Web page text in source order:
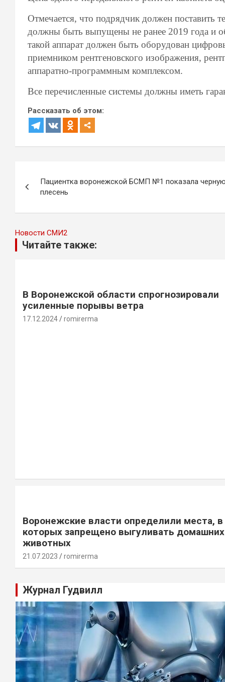
Отмечается, что подрядчик должен поставить
должны быть выпущены не ранее 2019 года и
такой аппарат должен быть оборудован
приемником рентгеновского изображения,
аппаратно-программным комплексом.
Все перечисленные системы должны иметь
Рассказать об этом:
по
записям
Пациентка воронежской БСМП №1 показала
плесень
Новости СМИ2
Читайте также:
В Воронежской области спрогнозировали
усиленные порывы ветра
17.12.2024 romirerma
Воронежские власти определили места, в
которых запрещено выгуливать домашних
животных
21.07.2023 romirerma
Журнал Гудвилл